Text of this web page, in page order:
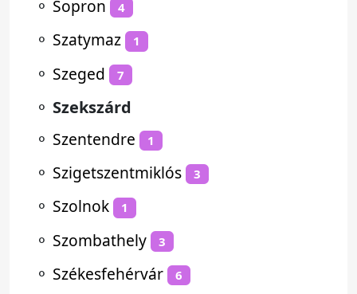
⚬ Sopron 4
⚬ Szatymaz 1
⚬ Szeged 7
⚬ Szekszárd
⚬ Szentendre 1
⚬ Szigetszentmiklós 3
⚬ Szolnok 1
⚬ Szombathely 3
⚬ Székesfehérvár 6